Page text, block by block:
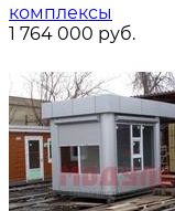
комплексы
1 764 000 руб.